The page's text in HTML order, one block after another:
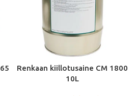
Renkaan kiillotusaine CM 1800
10L